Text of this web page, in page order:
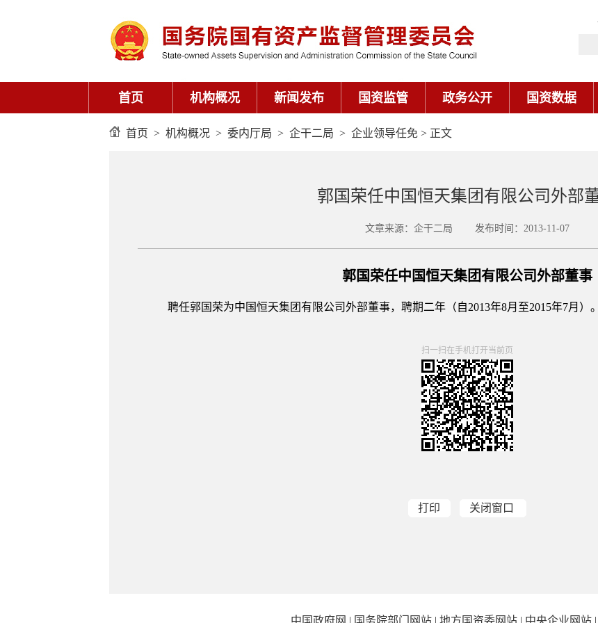
首页 机构概况 新闻发布 国资监管 政务公开 国资数据
首页 > 机构概况 > 委内厅局 > 企干二局 > 企业领导任免 > 正文
郭国荣任中国恒天集团有限公司外部
文章来源：企干二局 发布时间：2013-11-07
郭国荣任中国恒天集团有限公司外部董事
聘任郭国荣为中国恒天集团有限公司外部董事，聘期二年（自2013年8月至2015年7月）。
扫一扫在手机打开当前页
打印 关闭窗口